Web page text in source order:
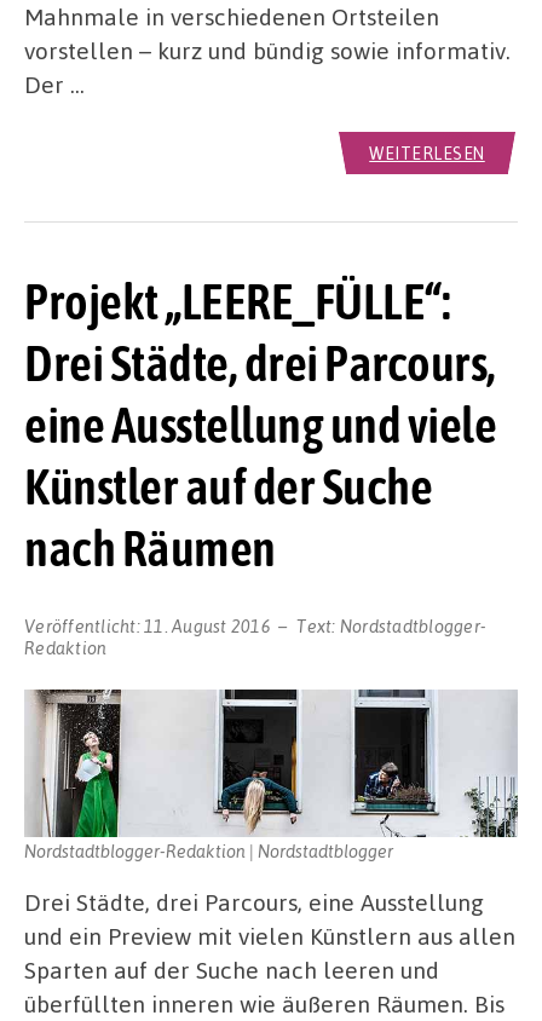
Mahnmale in verschiedenen Ortsteilen
vorstellen – kurz und bündig sowie informativ.
Der …
WEITERLESEN
Projekt „LEERE_FÜLLE“:
Drei Städte, drei Parcours,
eine Ausstellung und viele
Künstler auf der Suche
nach Räumen
Veröffentlicht: 11. August 2016 Text: Nordstadtblogger-
Redaktion
Nordstadtblogger-Redaktion | Nordstadtblogger
Drei Städte, drei Parcours, eine Ausstellung
und ein Preview mit vielen Künstlern aus allen
Sparten auf der Suche nach leeren und
überfüllten inneren wie äußeren Räumen. Bis